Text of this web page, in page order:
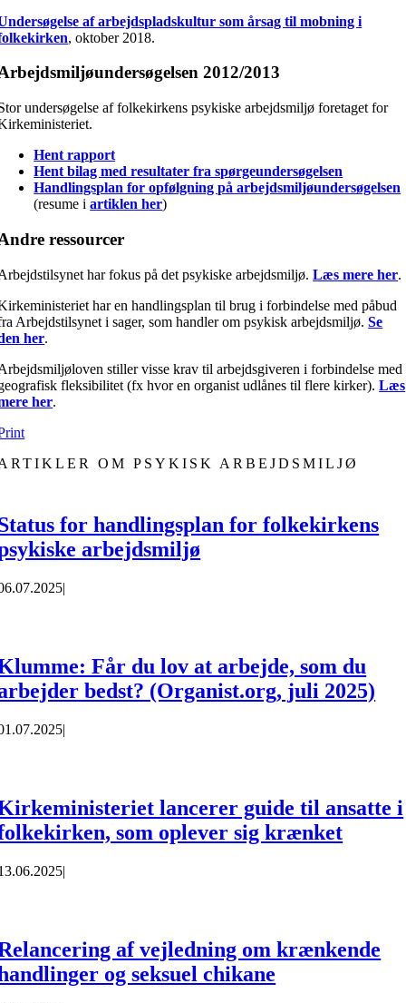
af arbejdspladskultur som årsag til mobning i
, oktober 2018.
2012/2013
undersøgelse af folkekirkens psykiske arbejdsmiljø foretaget for
Hent rapport
Hent bilag med resultater fra spørgeundersøgelsen
Handlingsplan for opfølgning på arbejdsmiljøundersøgelsen
(resume iartiklen her)
ressourcer
har fokus på det psykiske arbejdsmiljø.Læs mere her.
har en handlingsplan til brug i forbindelse med påbud
Arbejdstilsynet i sager, som handler om psykisk arbejdsmiljø.Se
her.
stiller visse krav til arbejdsgiveren i forbindelse med
fleksibilitet (fx hvor en organist udlånes til flere kirker).Læs
her.
OM PSYKISK ARBEJDSMILJØ
for handlingsplan for folkekirkens
arbejdsmiljø
|
Får du lov at arbejde, som du
bedst? (Organist.org, juli 2025)
|
lancerer guide til ansatte i
som oplever sig krænket
|
af vejledning om krænkende
og seksuel chikane